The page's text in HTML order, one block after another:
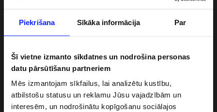
Piekrišana Sīkāka informācija Par
Šī vietne izmanto sīkdatnes un nodrošina personas
datu pārsūtīšanu partneriem
Mēs izmantojam sīkfailus, lai analizētu kustību,
atbilstošu statusu un reklamu Jūsu vajadzībām un
interesēm, un nodrošinātu kopīgošanu sociālajos